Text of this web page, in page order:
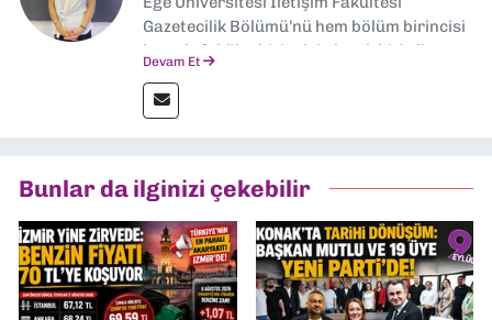
Gazetecilik Bölümü’nü hem bölüm birincisi
hem de fakülte birincisi olarak bitirdim.
İletişim” üzerine yüksek lisans eğitimimi
tamamladım. Halen aynı anabilim dalında
Müdürü” olarak görev almaktayım. Hak
odaklı haberciliğe dair çalışmalar
yapıyorum
Devam Et
Bunlar da ilginizi çekebilir